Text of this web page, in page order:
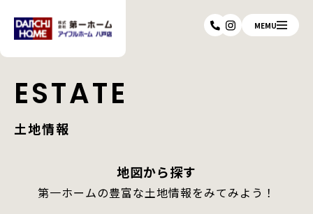
MEMU
ESTATE
土地情報
地図から探す
第一ホームの豊富な土地情報をみてみよう！